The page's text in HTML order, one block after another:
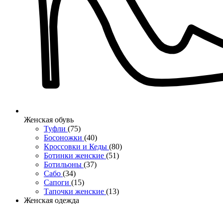
Женcкая обувь
Туфли (75)
Босоножки (40)
Кроссовки и Кеды (80)
Ботинки женские (51)
Ботильоны (37)
Сабо (34)
Сапоги (15)
Тапочки женские (13)
Женская одежда